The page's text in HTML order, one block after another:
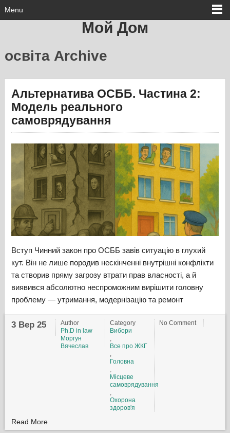
Menu
Мой Дом
освіта Archive
Альтернатива ОСББ. Частина 2:
Модель реального
самоврядування
Вступ Чинний закон про ОСББ завів ситуацію в глухий
кут. Він не лише породив нескінченні внутрішні конфлікти
та створив пряму загрозу втрати прав власності, а й
виявився абсолютно неспроможним вирішити головну
проблему — утримання, модернізацію та ремонт
3 Вер 25
Author
Ph.D in law
Моргун
Вячеслав
Category
Вибори
Все про ЖКГ
Головна
Місцеве
самоврядування
Охорона
здоров'я
No Comment
Read More